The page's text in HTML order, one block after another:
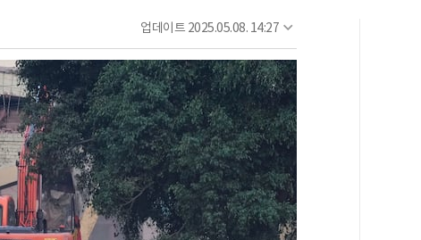
업데이트 2025.05.08. 14:27